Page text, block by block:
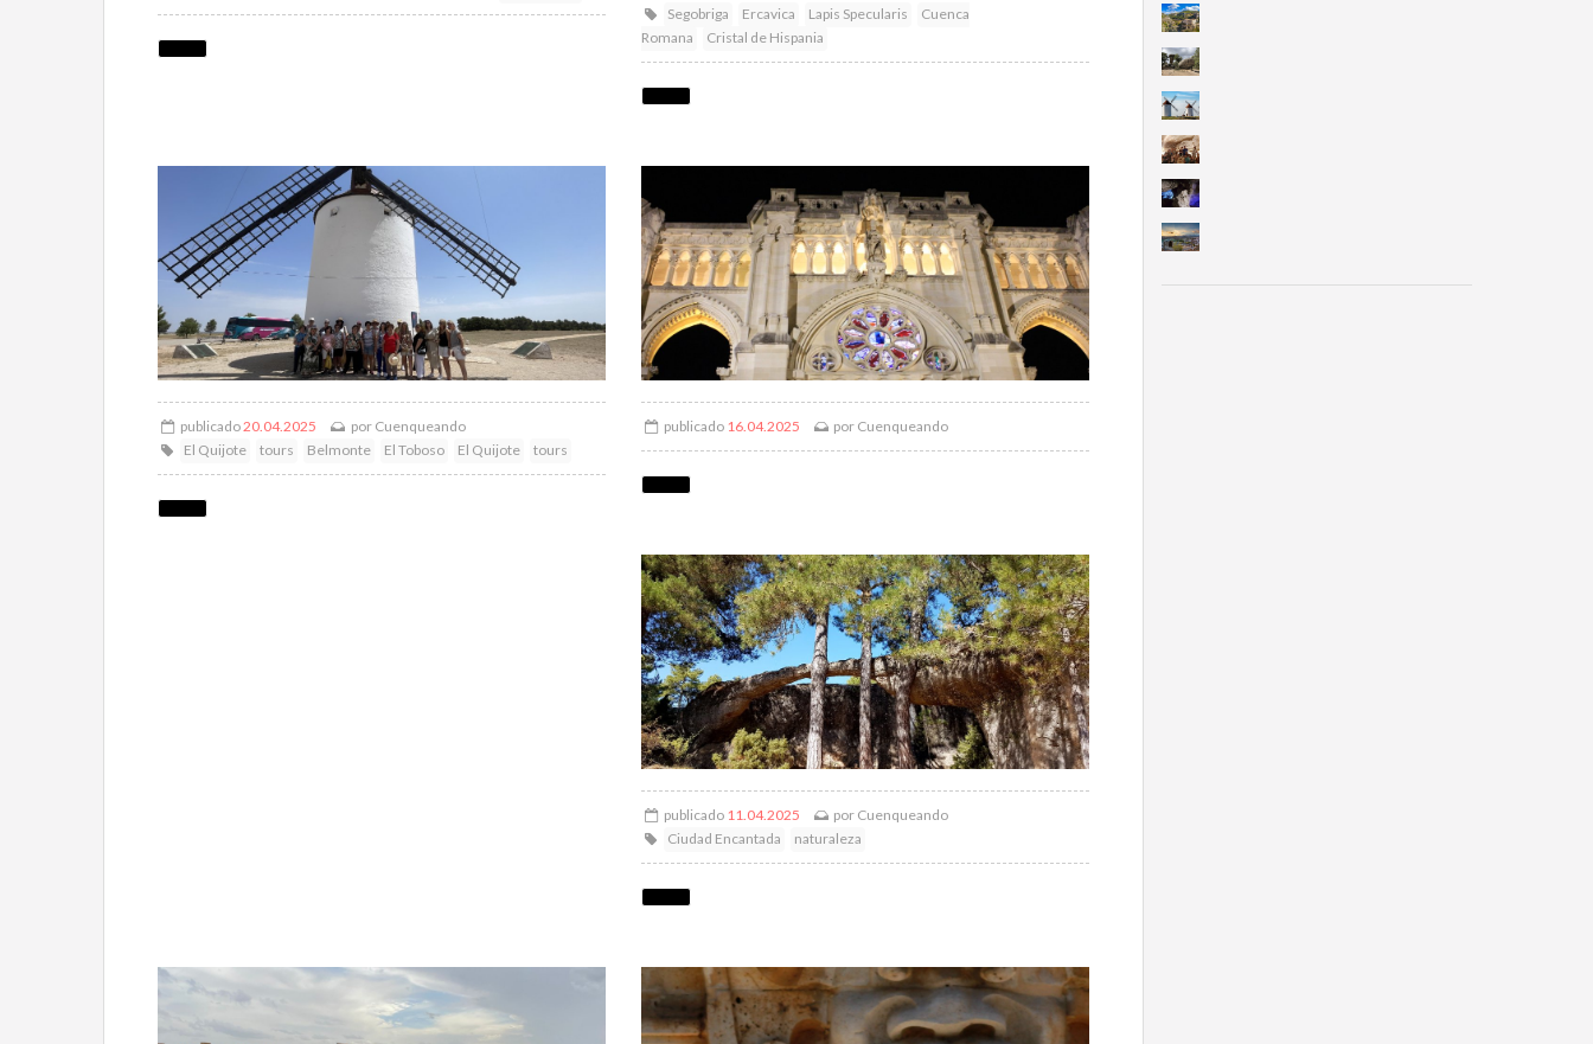
Segobriga
Ercavica Lapis Specularis
Cuenca
Romana
Cristal de Hispania
publicado20.04.2025 por Cuenqueando
El Quijote
tours Belmonte El Toboso El Quijote tours
publicado 16.04.2025 por Cuenqueando
publicado 11.04.2025 por Cuenqueando
Ciudad Encantada
naturaleza